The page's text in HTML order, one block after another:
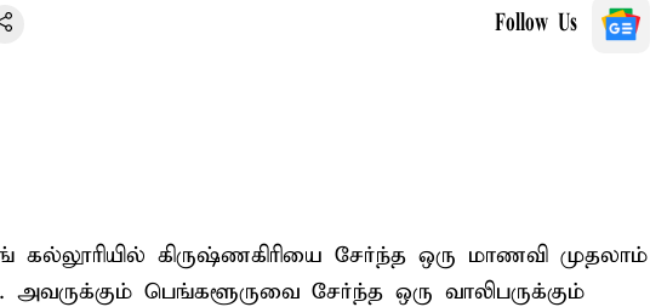
Follow Us
கல்லூரியில் கிருஷ்ணகிரியை சேர்ந்த ஒரு மாணவி முதலாம்
அவருக்கும் பெங்களூருவை சேர்ந்த ஒரு வாலிபருக்கும்